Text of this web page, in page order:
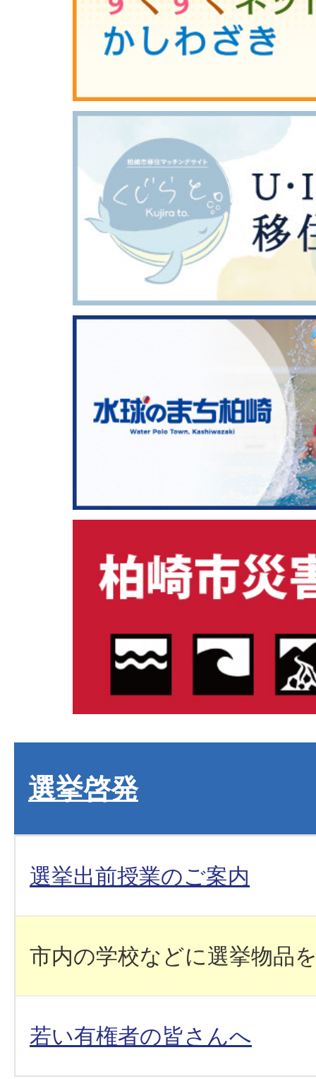
選挙啓発
選挙出前授業のご案内
市内の学校などに選挙物品
若い有権者の皆さんへ